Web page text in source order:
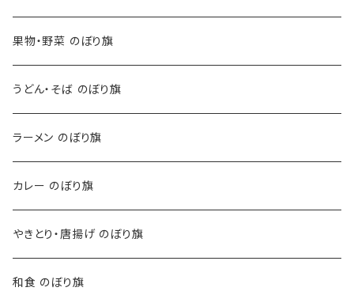
果物・野菜 のぼり旗
うどん・そば のぼり旗
ラーメン のぼり旗
カレー のぼり旗
やきとり・唐揚げ のぼり旗
和食 のぼり旗